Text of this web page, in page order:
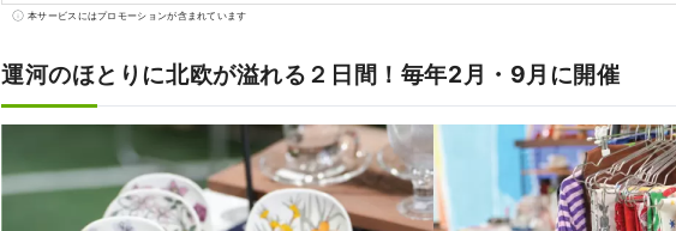
バル等様々な取り組みを行ってきました。次のの目標として天王洲
きたアート作品を地域の観光商品として売り出すアートツアーの開
受け付ける観光案内所の機能創出。これらの取組を通じ東京の新
指してまいります。
本サービスにはプロモーションが含まれています
運河のほとりに北欧が溢れる２日間！毎年2月・9月に開催